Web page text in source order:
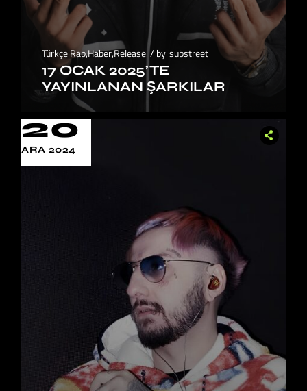
Türkçe Rap,Haber,Release by substreet
17 OCAK 2025’TE
YAYINLANAN ŞARKILAR
20
ARA 2024